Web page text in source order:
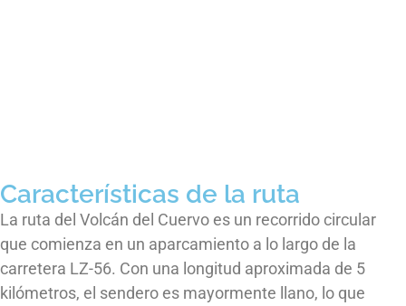
Características de la ruta
La ruta del Volcán del Cuervo es un recorrido circular
que comienza en un aparcamiento a lo largo de la
carretera LZ-56. Con una longitud aproximada de 5
kilómetros, el sendero es mayormente llano, lo que